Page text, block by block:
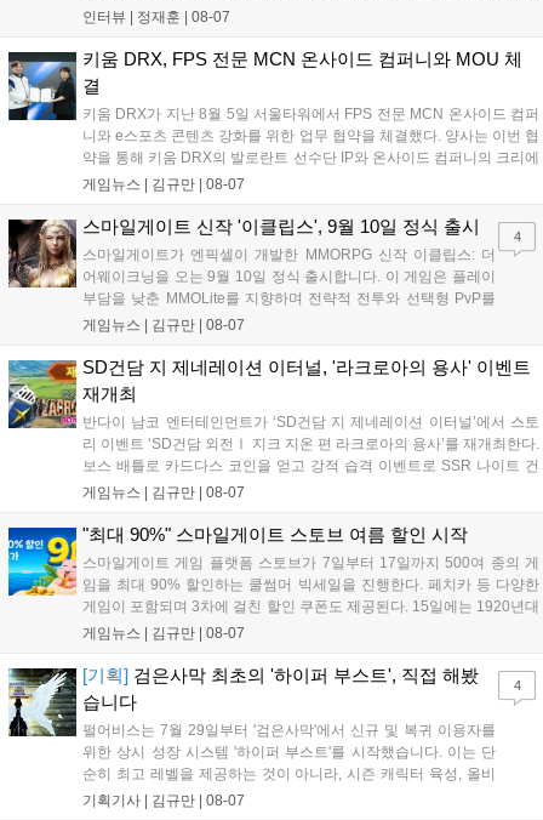
'소굴'을 포함합니다. 개발진은 하우징 시스템 개선 및 신화+ 던전 로테이
를 표했습니다....
인터뷰 | 정재훈 | 08-07
키움 DRX, FPS 전문 MCN 온사이드 컴퍼니와 MOU 체
결
키움 DRX가 지난 8월 5일 서울타워에서 FPS 전문 MCN 온사이드 컴퍼
니와 e스포츠 콘텐츠 강화를 위한 업무 협약을 체결했다. 양사는 이번 협
약을 통해 키움 DRX의 발로란트 선수단 IP와 온사이드 컴퍼니의 크리에
이터 네트워크를 결합하여 정규 및 특별 콘텐츠를 공동 기획한다. 또한
오프라인 연계 프로그램을 순차적으로 선보이며 e스포츠 생태계 확장에
게임뉴스 | 김규만 | 08-07
스마일게이트 신작 '이클립스', 9월 10일 정식 출시
스마일게이트가 엔픽셀이 개발한 MMORPG 신작 이클립스: 더
어웨이크닝을 오는 9월 10일 정식 출시합니다. 이 게임은 플레이
부담을 낮춘 MMOLite를 지향하며 전략적 전투와 선택형 PvP를
특징으로 합니다. 현재 공식 홈페이지와 앱 마켓에서 사전등록을
니다. 또한 카카오톡 채널 추가 시 주차별 스페셜 쿠폰과 한정 스
킨, 경품 이벤트 등 풍성한 혜택을 마련해 이용자들의 기대를 모
으고 있습니다....
게임뉴스 | 김규만 | 08-07
4
SD건담 지 제네레이션 이터널, '라크로아의 용사' 이벤트
재개최
반다이 남코 엔터테인먼트가 ‘SD건담 지 제네레이션 이터널’에서 스토
리 이벤트 ‘SD건담 외전Ⅰ 지크 지온 편 라크로아의 용사’를 재개최한다.
보스 배틀로 카드다스 코인을 얻고 강적 습격 이벤트로 SSR 나이트 건
담을 획득할 수 있다. 로그인 보너스로 최대 다이아 3,000개를 지급하며,
원 증정한다. 또한 9월 30일까지 공식 유튜브에서 특별 프로그램을 시청
게임뉴스 | 김규만 | 08-07
"최대 90%" 스마일게이트 스토브 여름 할인 시작
스마일게이트 게임 플랫폼 스토브가 7일부터 17일까지 500여 종의 게
임을 최대 90% 할인하는 쿨썸머 빅세일을 진행한다. 페치카 등 다양한
게임이 포함되며 3차에 걸친 할인 쿠폰도 제공된다. 15일에는 1920년대
경성 배경의 신작 그날의 신문이 출시되며, 15일부터 17일까지는 국내
은 공식 페이지에서 확인 가능하다....
게임뉴스 | 김규만 | 08-07
[기획] 검은사막 최초의 '하이퍼 부스트', 직접 해봤
습니다
펄어비스는 7월 29일부터 '검은사막'에서 신규 및 복귀 이용자를
위한 상시 성장 시스템 '하이퍼 부스트'를 시작했습니다. 이는 단
순히 최고 레벨을 제공하는 것이 아니라, 시즌 캐릭터 육성, 올비
아 아카데미 수료, 아침의 나라 설화 진행 등 4단계 과정을 통해
기획기사 | 김규만 | 08-07
4